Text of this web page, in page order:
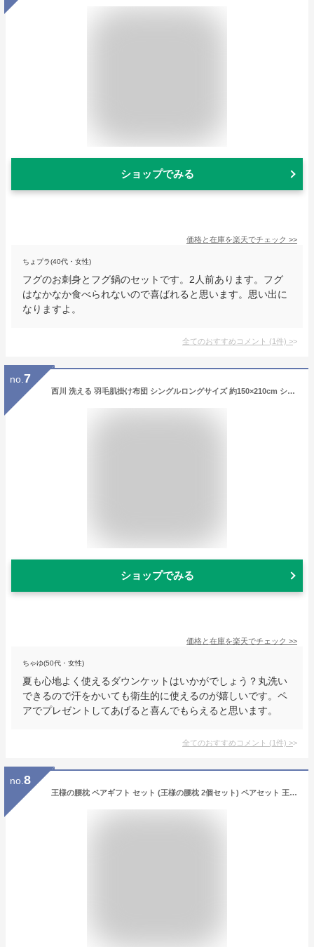
ショップでみる
価格と在庫を楽天でチェック >>
ちょプラ(40代・女性)
フグのお刺身とフグ鍋のセットです。2人前あります。フグ
はなかなか食べられないので喜ばれると思います。思い出に
なりますよ。
全てのおすすめコメント (1件) >
no. 7
西川 洗える 羽毛肌掛け布団 シングルロングサイズ 約150×210cm シングル ウォシャブル ホワイトダックダウン50％ 薄手 軽量 ダウンケット 洗える羽毛肌ふとん 肌掛けふとん 肌掛け布団 西川寝具 安心の西川品質
ショップでみる
価格と在庫を楽天でチェック >>
ちゃゆ(50代・女性)
夏も心地よく使えるダウンケットはいかがでしょう？丸洗い
できるので汗をかいても衛生的に使えるのが嬉しいです。ペ
アでプレゼントしてあげると喜んでもらえると思います。
全てのおすすめコメント (1件) >
no. 8
王様の腰枕 ペアギフト セット (王様の腰枕 2個セット) ペアセット 王様 腰枕 ペア リラックス 健康 グッズ 記念日 誕生日 夫婦 カップル 両親 男性 女性 祖父母 プレゼント 敬老の日 母の日 父の日 おすすめ 人気 7000円 就寝用 就寝 腰まくら 反り腰 腰痛 ストレッチ